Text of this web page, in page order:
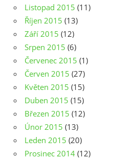
Listopad 2015 (11)
Říjen 2015 (13)
Září 2015 (12)
Srpen 2015 (6)
Červenec 2015 (1)
Červen 2015 (27)
Květen 2015 (15)
Duben 2015 (15)
Březen 2015 (12)
Únor 2015 (13)
Leden 2015 (20)
Prosinec 2014 (12)